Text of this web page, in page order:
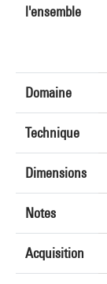
l'ensemble
Domaine
Technique
Dimensions
Notes
Acquisition